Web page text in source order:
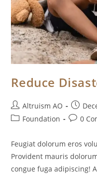
Reduce
Post
author:
Altruism AO
Post
PostFoundation
Post0
Feugiat dolorum eros
Provident mauris
congue fuga adipiscing!